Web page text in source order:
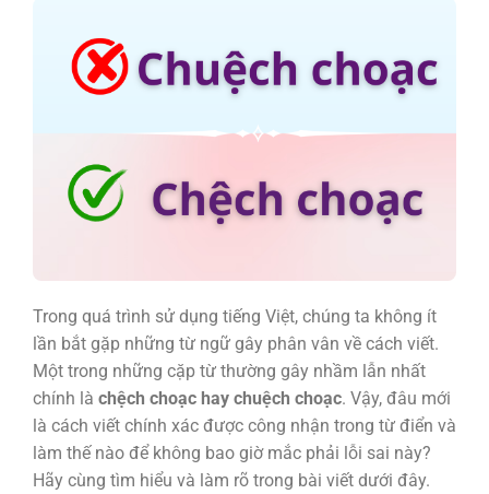
Trong quá trình sử dụng tiếng Việt, chúng ta không ít
lần bắt gặp những từ ngữ gây phân vân về cách viết.
Một trong những cặp từ thường gây nhầm lẫn nhất
chính là chệch choạc hay chuệch choạc. Vậy, đâu mới
là cách viết chính xác được công nhận trong từ điển và
làm thế nào để không bao giờ mắc phải lỗi sai này?
Hãy cùng tìm hiểu và làm rõ trong bài viết dưới đây.